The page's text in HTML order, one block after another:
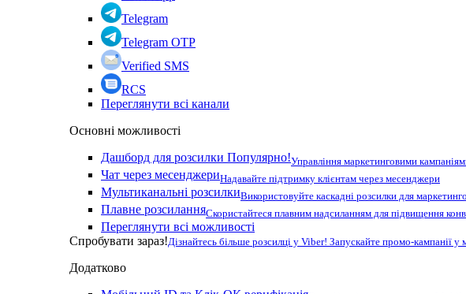
Telegram
Telegram OTP
Verified SMS
RCS
Переглянути всі канали
Основні можливості
Дашборд для розсилки Популярно!Управління маркетинговими
Чат через месенджериНадавайте підтримку клієнтам через месенджери
Мультиканальні розсилкиВикористовуйте каскадні розсилки для
Плавне розсиланняСкористайтеся плавним надсиланням для підвищення
Переглянути всі можливості
Спробувати зараз!Дізнайтесь більше розсилці у Viber! Запускайте промо-кампанії у
Додатково